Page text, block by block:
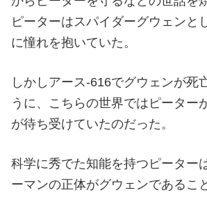
ピーターはスパイダーグウェンと
に憧れを抱いていた。
しかしアース‐616でグウェンが死
うに、こちらの世界ではピーター
が待ち受けていたのだった。
科学に秀でた知能を持つピーター
ーマンの正体がグウェンであるこ